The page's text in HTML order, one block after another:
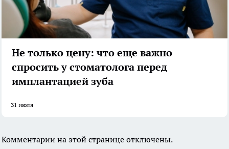
Не только цену: что еще важно
спросить у стоматолога перед
имплантацией зуба
31 июля
Комментарии на этой странице отключены.